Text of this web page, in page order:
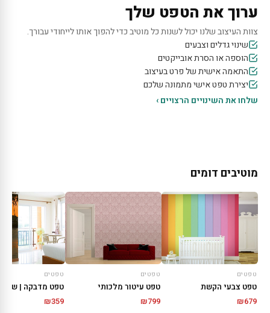
ערוך את הטפט שלך
צוות העיצוב שלנו יכול לשנות כל מוטיב כדי להפוך אותו לייחודי עבורך.
שינוי גדלים וצבעים
הוספה או הסרת אובייקטים
התאמה אישית של פרט בעיצוב
יצירת טפט אישי מתמונה שלכם
שלחו את השינויים הרצויים ›
מוטיבים דומים
טפטים
טפט צבעי הקשת
₪679
טפטים
טפט עיטור מלכותי
₪799
טפטים
₪359